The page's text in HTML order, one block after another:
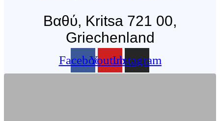
Βαθύ, Kritsa 721 00,
Griechenland
FacebookYoutubeInstagram